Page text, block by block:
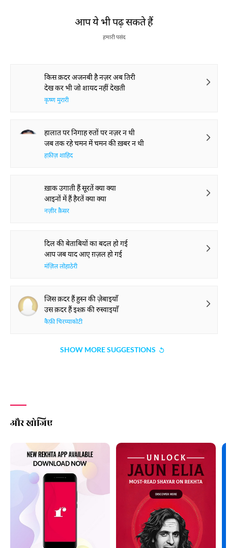
आप ये भी पढ़ सकते हैं
हमारी पसंद
किस क़दर अजनबी है नज़र अब तिरी
देख कर भी जो शायद नहीं देखती
कृष्ण मुरारी
हालात पर निगाह रुतों पर नज़र न थी
जब तक रहे चमन में चमन की ख़बर न थी
हफ़ीज़ शाहिद
ख़ाक उगाती हैं सूरतें क्या क्या
आइनों में हैं हैरतें क्या क्या
नज़ीर क़ैसर
दिल की बेताबियों का बदल हो गई
आप जब याद आए ग़ज़ल हो गई
मंज़िल लोहाठेरी
जिस क़दर हैं हुस्न की ज़ेबाइयाँ
उस क़दर हैं इश्क़ की रुस्वाइयाँ
कैफ़ी चिरय्याकोटी
SHOW MORE SUGGESTIONS
और खोजिए